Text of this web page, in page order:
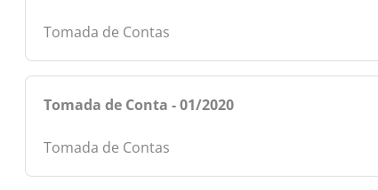
Tomada de Contas
Tomada de Conta - 01/2020
Tomada de Contas